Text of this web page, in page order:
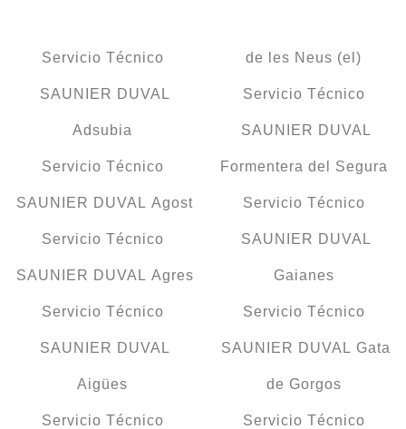
Servicio Técnico
SAUNIER DUVAL
Adsubia
Servicio Técnico
SAUNIER DUVAL Agost
Servicio Técnico
SAUNIER DUVAL Agres
Servicio Técnico
SAUNIER DUVAL
Aigües
Servicio Técnico
de les Neus (el)
Servicio Técnico
SAUNIER DUVAL
Formentera del Segura
Servicio Técnico
SAUNIER DUVAL
Gaianes
Servicio Técnico
SAUNIER DUVAL Gata
de Gorgos
Servicio Técnico